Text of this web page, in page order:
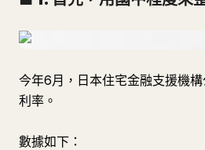
今年6月，日本住宅金融支援機
利率。
數據如下：